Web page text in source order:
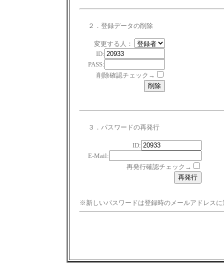
２．登録データの削除
変更する人：
ID:
PASS:
削除確認チェック→
３．パスワードの再発行
ID:
E-Mail:
再発行確認チェック→
※新しいパスワードは登録時のメールアドレスに